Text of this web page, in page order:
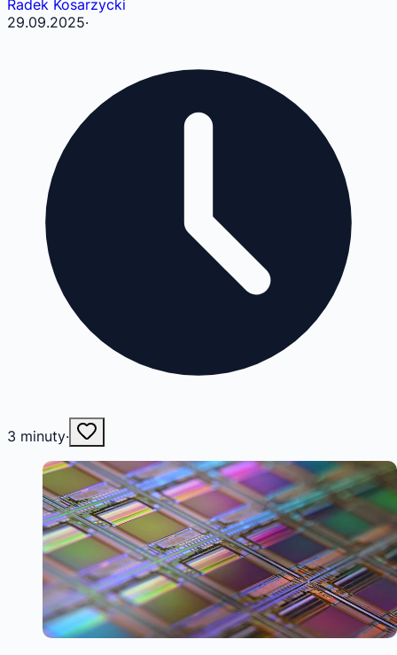
Radek Kosarzycki
29.09.2025·
3 minuty·